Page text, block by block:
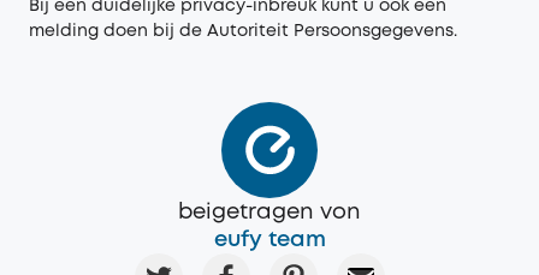
Bij een duidelijke privacy-inbreuk kunt u ook een
melding doen bij de Autoriteit Persoonsgegevens.
beigetragen von
eufy team